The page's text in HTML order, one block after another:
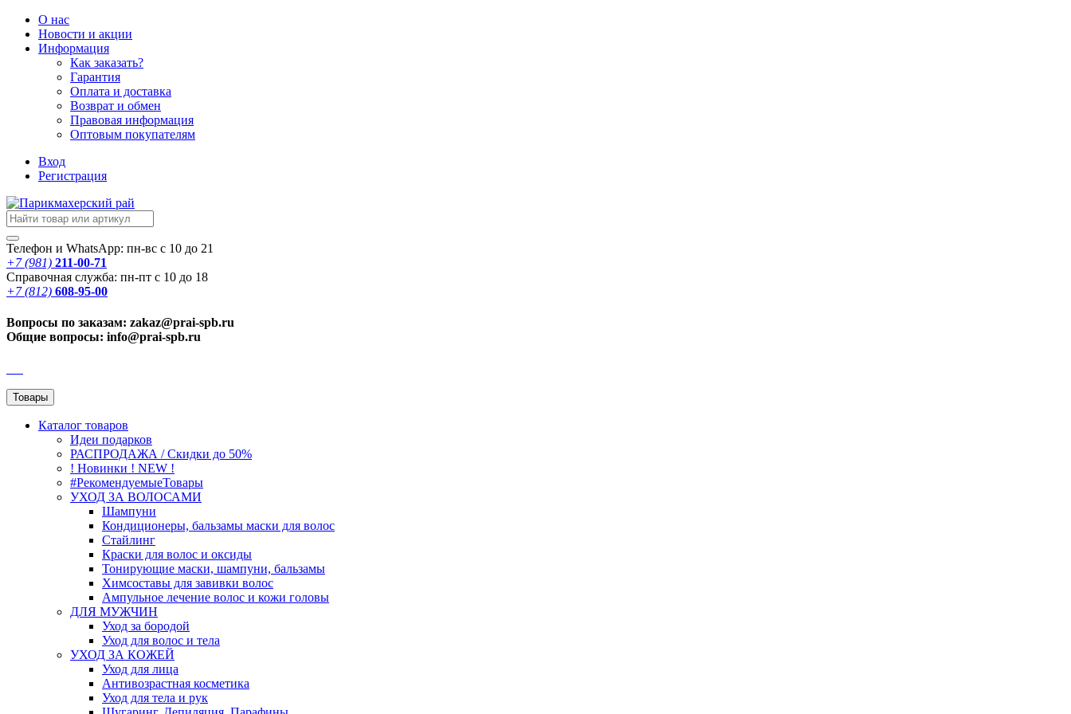
О нас
Новости и акции
Информация
Как заказать?
Гарантия
Оплата и доставка
Возврат и обмен
Правовая информация
Оптовым покупателям
Вход
Регистрация
Телефон и WhatsApp: пн-вс с 10 до 21
+7 (981) 211-00-71
Справочная служба: пн-пт с 10 до 18
+7 (812) 608-95-00
Вопросы по заказам: zakaz@prai-spb.ru
Общие вопросы: info@prai-spb.ru
Товары
Каталог товаров
Идеи подарков
РАСПРОДАЖА / Скидки до 50%
! Новинки ! NEW !
#РекомендуемыеТовары
УХОД ЗА ВОЛОСАМИ
Шампуни
Кондиционеры, бальзамы маски для волос
Стайлинг
Краски для волос и оксиды
Тонирующие маски, шампуни, бальзамы
Химсоставы для завивки волос
Ампульное лечение волос и кожи головы
ДЛЯ МУЖЧИН
Уход за бородой
Уход для волос и тела
УХОД ЗА КОЖЕЙ
Уход для лица
Антивозрастная косметика
Уход для тела и рук